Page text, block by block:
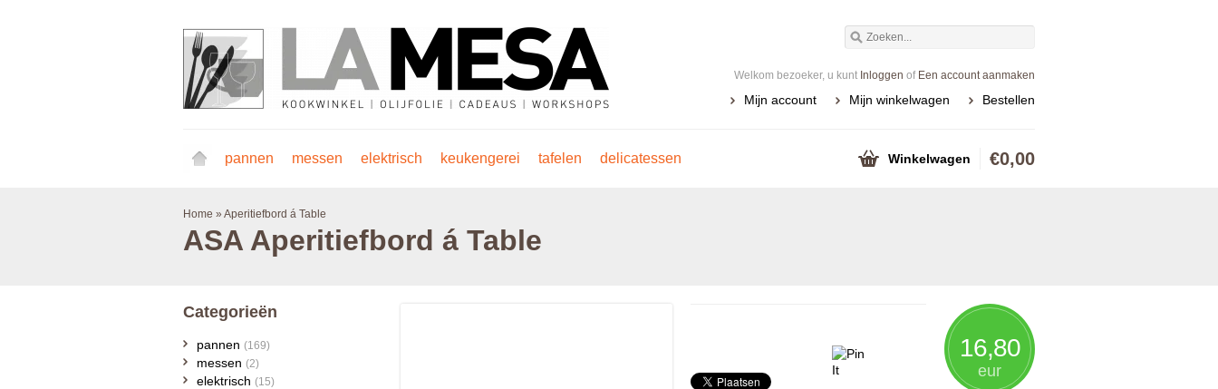
Welkom bezoeker, u kunt Inloggen of Een account aanmaken
Mijn account Mijn winkelwagen Bestellen
pannen messen elektrisch keukengerei tafelen delicatessen Winkelwagen €0,00
Home » Aperitiefbord á Table
ASA Aperitiefbord á Table
16,80
eur
Categorieën
pannen (169)
messen (2)
elektrisch (15)